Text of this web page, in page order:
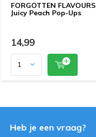
FORGOTTEN FLAVOURS
Juicy Peach Pop-Ups
14,99
Heb je een vraag?